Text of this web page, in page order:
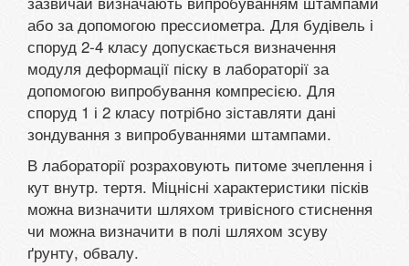
або за допомогою прессиометра. Для будівель і
споруд 2-4 класу допускається визначення
модуля деформації піску в лабораторії за
допомогою випробування компресією. Для
споруд 1 і 2 класу потрібно зіставляти дані
зондування з випробуваннями штампами.
В лабораторії розраховують питоме зчеплення і
кут внутр. тертя. Міцнісні характеристики пісків
можна визначити шляхом тривісного стиснення
чи можна визначити в полі шляхом зсуву
ґрунту, обвалу.